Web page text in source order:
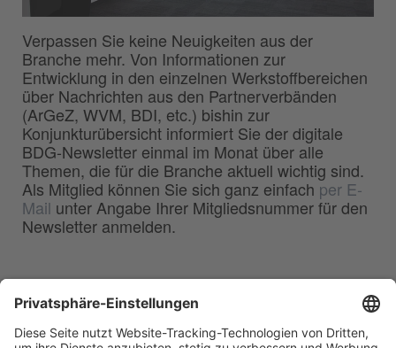
Verpassen Sie keine Neuigkeiten aus der
Branche mehr. Von Informationen zur
Entwicklung in den einzelnen Werkstoffbereichen
über Nachrichten aus den Partnerverbänden
(ArGeZ, WVM, BDI, etc.) bishin zur
Konjunkturübersicht informiert Sie der digitale
BDG-Newsletter einmal im Monat über alle
Themen, die für die Branche aktuell wichtig sind.
Als Mitglied können Sie sich ganz einfach per E-
Mail unter Angabe Ihrer Mitgliedsnummer für den
Newsletter anmelden.